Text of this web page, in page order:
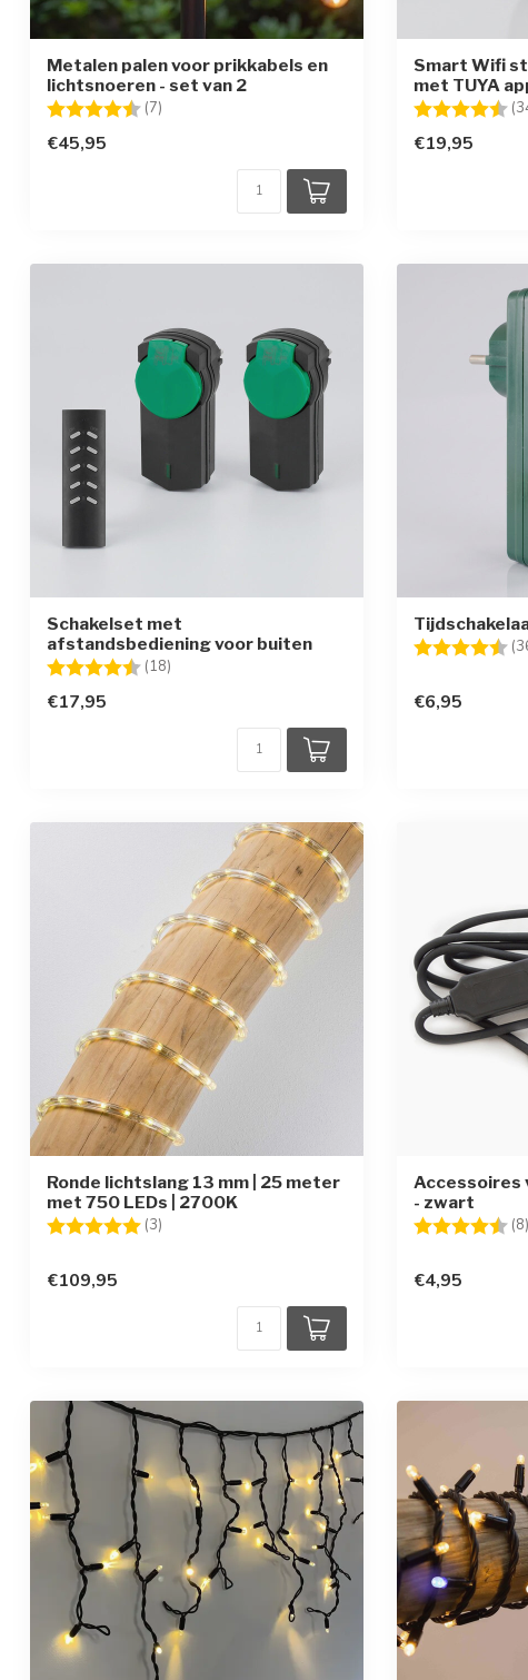
Metalen palen voor prikkabels en
lichtsnoeren - set van 2
Beoordeling: (7)
€45,95
Smart Wifi
met TUYA
Beoordeling:
€19,95
Schakelset met
afstandsbediening voor buiten
Beoordeling: (18)
€17,95
Beoordeling:
€6,95
Ronde lichtslang 13 mm | 25 meter
met 750 LEDs | 2700K
Beoordeling: (3)
€109,95
- zwart
Beoordeling: (8)
€4,95